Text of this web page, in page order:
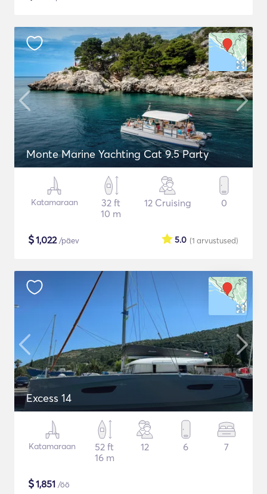
Monte Marine Yachting Cat 9.5 Party
Katamaraan
32 ft
10 m
12 Cruising 0
$1,022/päev (1 arvustused)
5.0
Excess 14
Katamaraan
52 ft
16 m
12 6 7
$1,851 /öö